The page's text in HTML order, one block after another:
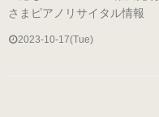
性別から選ぶ
さまピアノリサイタル情報
2023-10-17(Tue)